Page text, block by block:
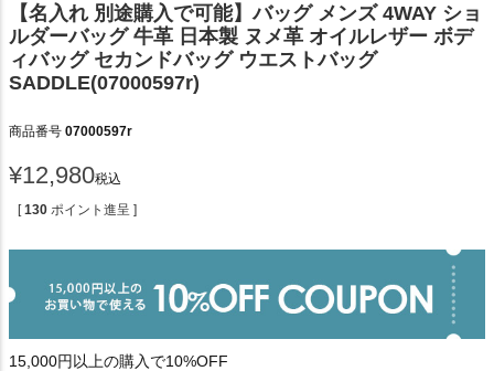
【名入れ 別途購入で可能】バッグ メンズ 4WAY ショ
ルダーバッグ 牛革 日本製 ヌメ革 オイルレザー ボデ
ィバッグ セカンドバッグ ウエストバッグ
SADDLE(07000597r)
商品番号 07000597r
¥12,980税込
[ 130 ポイント進呈 ]
15,000円以上の購入で10%OFF